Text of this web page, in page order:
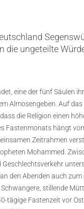
die ungeteilte
eine der fünf Säulen
Almosengeben. Auf
die Religion einen
Fastenmonats hängt
Zeitrahmen
Mohammed.
den Abenden auch
stillende
tägige Fastenzeit vor